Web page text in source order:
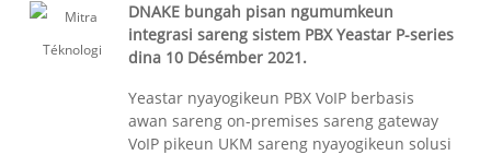
DNAKE bungah pisan ngumumkeun
integrasi sareng sistem PBX Yeastar P-series
dina 10 Désémber 2021.
Yeastar nyayogikeun PBX VoIP berbasis
awan sareng on-premises sareng gateway
VoIP pikeun UKM sareng nyayogikeun solusi